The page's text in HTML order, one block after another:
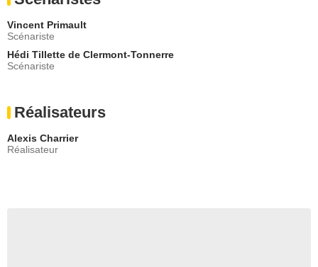
Vincent Primault
Scénariste
Hédi Tillette de Clermont-Tonnerre
Scénariste
Réalisateurs
Alexis Charrier
Réalisateur